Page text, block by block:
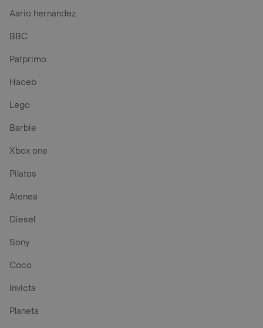
Aario hernandez
BBC
Patprimo
Haceb
Lego
Barbie
Xbox one
Pilatos
Atenea
Diesel
Sony
Coco
Invicta
Planeta